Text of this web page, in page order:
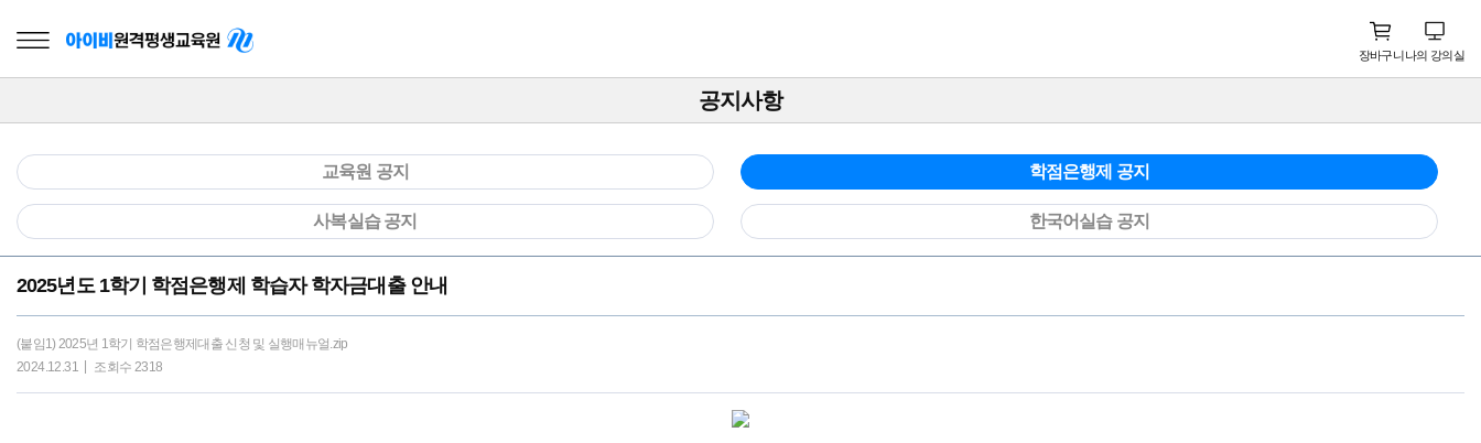
장바구니나의 강의실
공지사항
교육원 공지 학점은행제 공지
사복실습 공지 한국어실습 공지
2025년도 1학기 학점은행제 학습자 학자금대출 안내
(붙임1) 2025년 1학기 학점은행제대출 신청 및 실행매뉴얼.zip
2024.12.31
조회수 2318